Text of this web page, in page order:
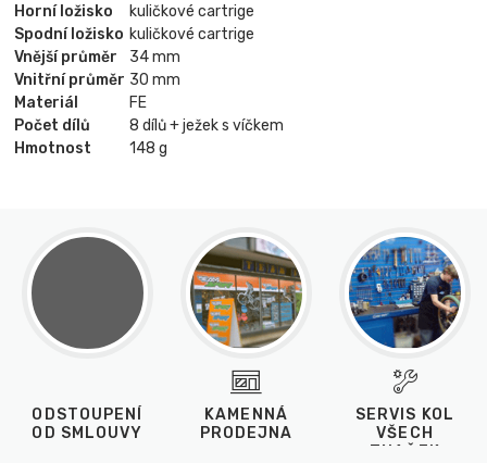
Horní ložisko
kuličkové cartrige
Spodní ložisko kuličkové cartrige
Vnější průměr
34 mm
Vnitřní průměr 30 mm
Materiál
FE
Počet dílů
8 dílů + ježek s víčkem
Hmotnost
148 g
ODSTOUPENÍ
OD SMLOUVY
KAMENNÁ
PRODEJNA
SERVIS KOL
VŠECH
ZNAČEK